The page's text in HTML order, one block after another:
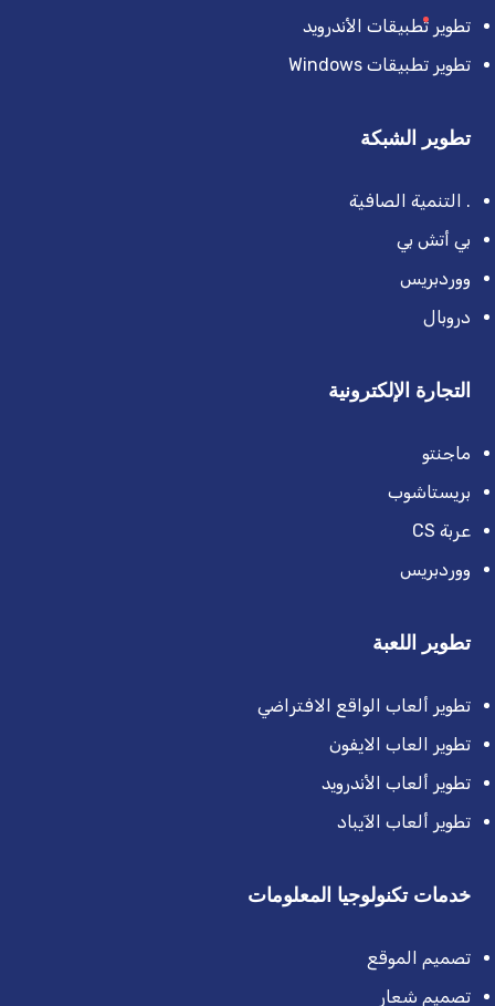
تطوير تطبيقات الأندرويد
تطوير تطبيقات Windows
تطوير الشبكة
. التنمية الصافية
بي أتش بي
ووردبريس
دروبال
التجارة الإلكترونية
ماجنتو
بريستاشوب
عربة CS
ووردبريس
تطوير اللعبة
تطوير ألعاب الواقع الافتراضي
تطوير العاب الايفون
تطوير ألعاب الأندرويد
تطوير ألعاب الآيباد
خدمات تكنولوجيا المعلومات
تصميم الموقع
تصميم شعار